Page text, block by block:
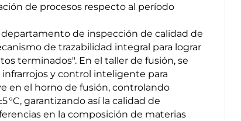
de procesos respecto al período
de inspección de calidad de
de trazabilidad integral para lograr
terminados". En el taller de fusión, se
y control inteligente para
en el horno de fusión, controlando
garantizando así la calidad de
en la composición de materias